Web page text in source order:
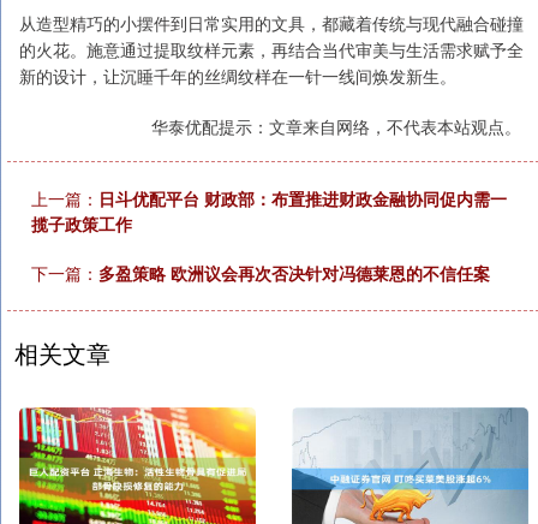
从造型精巧的小摆件到日常实用的文具，都藏着传统与现代融合碰撞
的火花。施意通过提取纹样元素，再结合当代审美与生活需求赋予全
新的设计，让沉睡千年的丝绸纹样在一针一线间焕发新生。
华泰优配提示：文章来自网络，不代表本站观点。
上一篇： 日斗优配平台 财政部：布置推进财政金融协同促内需一
揽子政策工作
下一篇： 多盈策略 欧洲议会再次否决针对冯德莱恩的不信任案
相关文章